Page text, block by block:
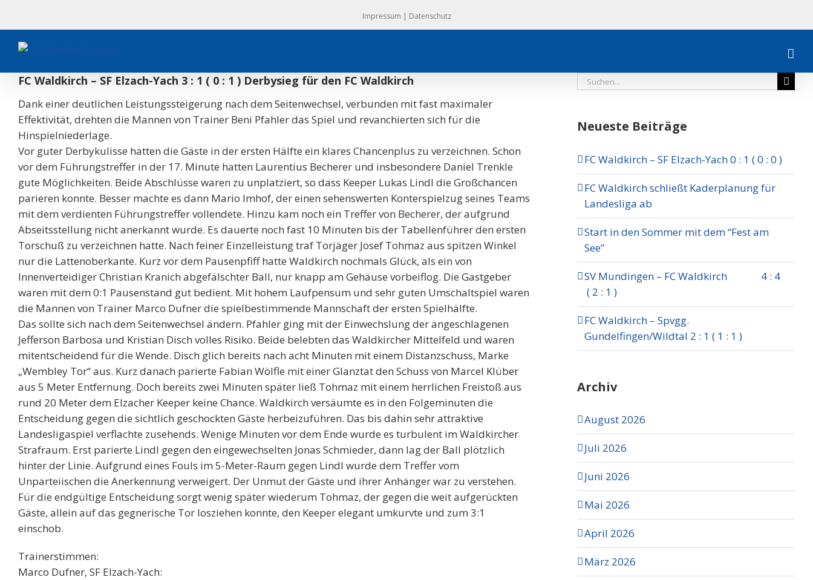
springen
Impressum | Datenschutz
FC Waldkirch – SF Elzach-Yach 3 : 1 ( 0 : 1 ) Derbysieg für den FC Waldkirch
Dank einer deutlichen Leistungssteigerung nach dem Seitenwechsel, verbunden mit fast maximaler
Effektivität, drehten die Mannen von Trainer Beni Pfahler das Spiel und revanchierten sich für die
Hinspielniederlage.
Vor guter Derbykulisse hatten die Gäste in der ersten Hälfte ein klares Chancenplus zu verzeichnen. Schon
vor dem Führungstreffer in der 17. Minute hatten Laurentius Becherer und insbesondere Daniel Trenkle
gute Möglichkeiten. Beide Abschlüsse waren zu unplatziert, so dass Keeper Lukas Lindl die Großchancen
parieren konnte. Besser machte es dann Mario Imhof, der einen sehenswerten Konterspielzug seines Teams
mit dem verdienten Führungstreffer vollendete. Hinzu kam noch ein Treffer von Becherer, der aufgrund
Abseitsstellung nicht anerkannt wurde. Es dauerte noch fast 10 Minuten bis der Tabellenführer den ersten
Torschuß zu verzeichnen hatte. Nach feiner Einzelleistung traf Torjäger Josef Tohmaz aus spitzen Winkel
nur die Lattenoberkante. Kurz vor dem Pausenpfiff hatte Waldkirch nochmals Glück, als ein von
Innenverteidiger Christian Kranich abgefälschter Ball, nur knapp am Gehäuse vorbeiflog. Die Gastgeber
waren mit dem 0:1 Pausenstand gut bedient. Mit hohem Laufpensum und sehr guten Umschaltspiel waren
die Mannen von Trainer Marco Dufner die spielbestimmende Mannschaft der ersten Spielhälfte.
Das sollte sich nach dem Seitenwechsel ändern. Pfahler ging mit der Einwechslung der angeschlagenen
Jefferson Barbosa und Kristian Disch volles Risiko. Beide belebten das Waldkircher Mittelfeld und waren
mitentscheidend für die Wende. Disch glich bereits nach acht Minuten mit einem Distanzschuss, Marke
„Wembley Tor“ aus. Kurz danach parierte Fabian Wölfle mit einer Glanztat den Schuss von Marcel Klüber
aus 5 Meter Entfernung. Doch bereits zwei Minuten später ließ Tohmaz mit einem herrlichen Freistoß aus
rund 20 Meter dem Elzacher Keeper keine Chance. Waldkirch versäumte es in den Folgeminuten die
Entscheidung gegen die sichtlich geschockten Gäste herbeizuführen. Das bis dahin sehr attraktive
Landesligaspiel verflachte zusehends. Wenige Minuten vor dem Ende wurde es turbulent im Waldkircher
Strafraum. Erst parierte Lindl gegen den eingewechselten Jonas Schmieder, dann lag der Ball plötzlich
hinter der Linie. Aufgrund eines Fouls im 5-Meter-Raum gegen Lindl wurde dem Treffer vom
Unparteiischen die Anerkennung verweigert. Der Unmut der Gäste und ihrer Anhänger war zu verstehen.
Für die endgültige Entscheidung sorgt wenig später wiederum Tohmaz, der gegen die weit aufgerückten
Gäste, allein auf das gegnerische Tor losziehen konnte, den Keeper elegant umkurvte und zum 3:1
einschob.
Trainerstimmen:
Marco Dufner, SF Elzach-Yach:
Suche
Neueste Beiträge
FC Waldkirch – SF Elzach-Yach 0 : 1 ( 0 : 0 )
FC Waldkirch schließt Kaderplanung für
Landesliga ab
Start in den Sommer mit dem “Fest am
See”
SV Mundingen – FC Waldkirch 4 : 4
( 2 : 1 )
FC Waldkirch – Spvgg.
Gundelfingen/Wildtal 2 : 1 ( 1 : 1 )
Archiv
August 2026
Juli 2026
Juni 2026
Mai 2026
April 2026
März 2026